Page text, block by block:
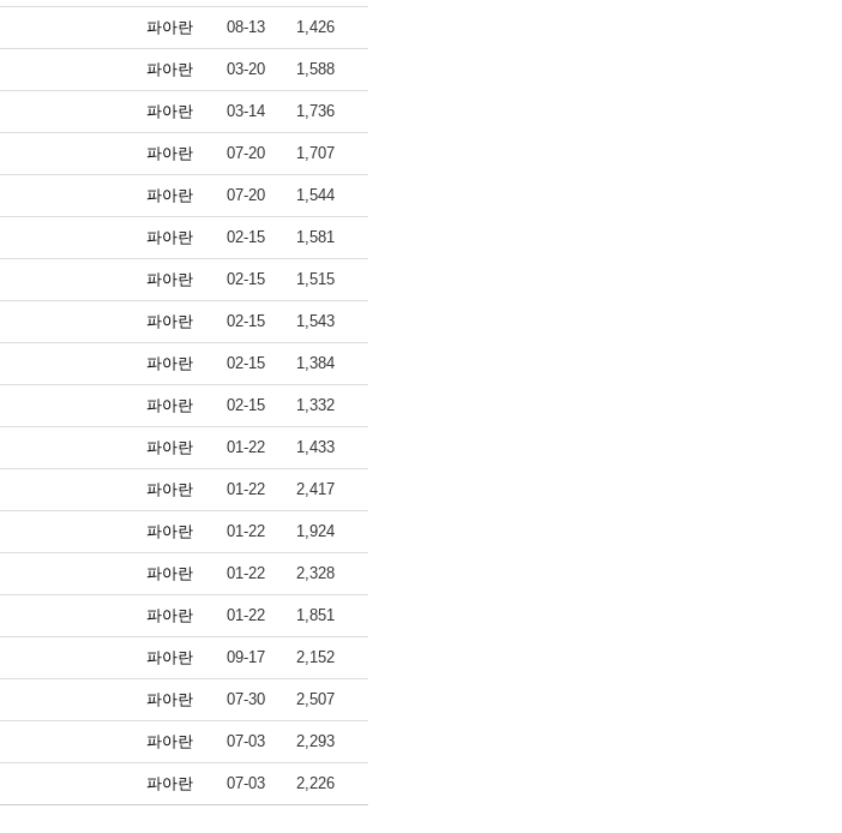
파아란 08-13 1,426
파아란 03-20 1,588
파아란 03-14 1,736
파아란 07-20 1,707
파아란 07-20 1,544
파아란 02-15 1,581
파아란 02-15 1,515
파아란 02-15 1,543
파아란 02-15 1,384
파아란 02-15 1,332
파아란 01-22 1,433
파아란 01-22 2,417
파아란 01-22 1,924
파아란 01-22 2,328
파아란 01-22 1,851
파아란 09-17 2,152
파아란 07-30 2,507
파아란 07-03 2,293
파아란 07-03 2,226